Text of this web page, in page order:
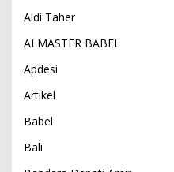
Aldi Taher
ALMASTER BABEL
Apdesi
Artikel
Babel
Bali